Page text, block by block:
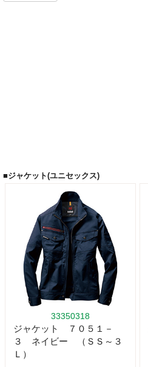
■ジャケット(ユニセックス)
33350318
ジャケット ７０５１－
３ ネイビー （ＳＳ～３
Ｌ）